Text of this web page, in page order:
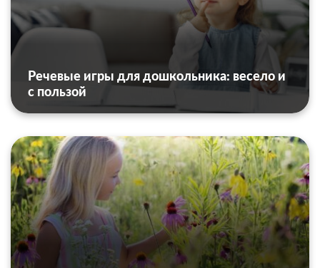
Речевые игры для дошкольника: весело и
с пользой